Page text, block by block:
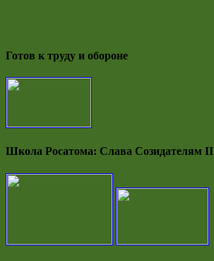
Готов к труду и обороне
Школа Росатома: Слава Созидателям II